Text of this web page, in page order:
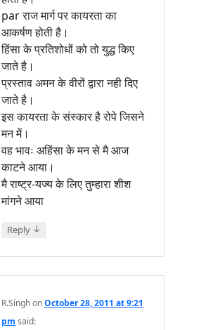
par राज मार्ग पर कायरता का
आकर्षण होती है।
हिंसा के प्रतिशोधों को तो युद्ध किए
जाते है।
प्रस्ताव अमन के वीरों द्वारा नही दिए
जाते है।
इस कायरता के संस्कार है रोपे जिसने
मन में।
वह भावः अहिंसा के मन से मै आज
काटने आया।
मै राष्ट्र-यज्य के लिए तुम्हारा शीश
मांगने आया
Reply ↓
R.SinghonOctober 28, 2011 at 9:21
pm said: